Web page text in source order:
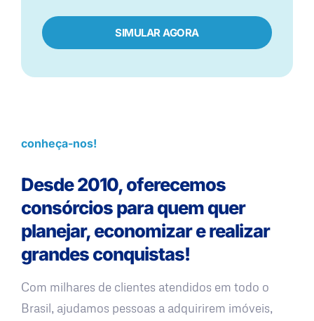
SIMULAR AGORA
conheça-nos!
Desde 2010, oferecemos
consórcios para quem quer
planejar, economizar e realizar
grandes conquistas!
Com milhares de clientes atendidos em todo o
Brasil, ajudamos pessoas a adquirirem imóveis,